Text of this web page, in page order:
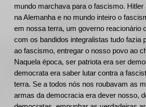
mundo marchava para o fascismo. Hitler
na Alemanha e no mundo inteiro o
em nossa terra, um governo reacionário
com os bandidos integralistas tudo fazia
ao fascismo, entregar o nosso povo ao
Naquela época, ser patriota era ser
democrata era saber lutar contra a
terra. Se a todos nós nos roubavam as
armas da democracia era dever nosso,